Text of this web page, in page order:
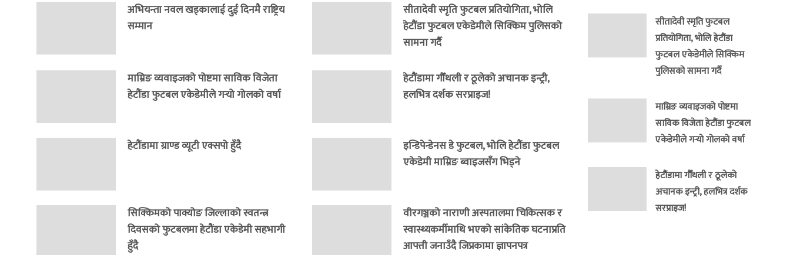
अभियन्ता नवल खड्कालाई दुई दिनमै राष्ट्रिय
सम्मान
सीतादेवी स्मृति फुटबल प्रतियोगिता, भोलि
हेटौंडा फुटबल एकेडेमीले सिक्किम पुलिसको
सामना गर्दै
माम्रिङ व्यवाइजको पोष्टमा साविक विजेता
हेटौंडा फुटबल एकेडेमीले गर्‍यो गोलको वर्षा
हेटौंडामा गौँथली र ठूलेको अचानक इन्ट्री,
हलभित्र दर्शक सरप्राइज!
हेटौंडामा ग्राण्ड व्यूटी एक्सपो हुँदै
इन्डिपेन्डेनस डे फुटबल, भोलि हेटौंडा फुटबल
एकेडेमी माम्रिङ ब्वाइजसँग भिड्ने
सिक्किमको पाक्योङ जिल्लाको स्वतन्त्र
दिवसको फुटबलमा हेटौंडा एकेडेमी सहभागी
हुँदै
वीरगञ्जको नाराणी अस्पतालमा चिकित्सक र
स्वास्थ्यकर्मीमाथि भएको सांकेतिक घटनाप्रति
आपत्ती जनाउँदै जिप्रकामा ज्ञापनपत्र
सीतादेवी स्मृति फुटबल
प्रतियोगिता, भोलि हेटौंडा
फुटबल एकेडेमीले सिक्किम
पुलिसको सामना गर्दै
माम्रिङ व्यवाइजको पोष्टमा
साविक विजेता हेटौंडा फुटबल
एकेडेमीले गर्‍यो गोलको वर्षा
हेटौंडामा गौँथली र ठूलेको
अचानक इन्ट्री, हलभित्र दर्शक
सरप्राइज!